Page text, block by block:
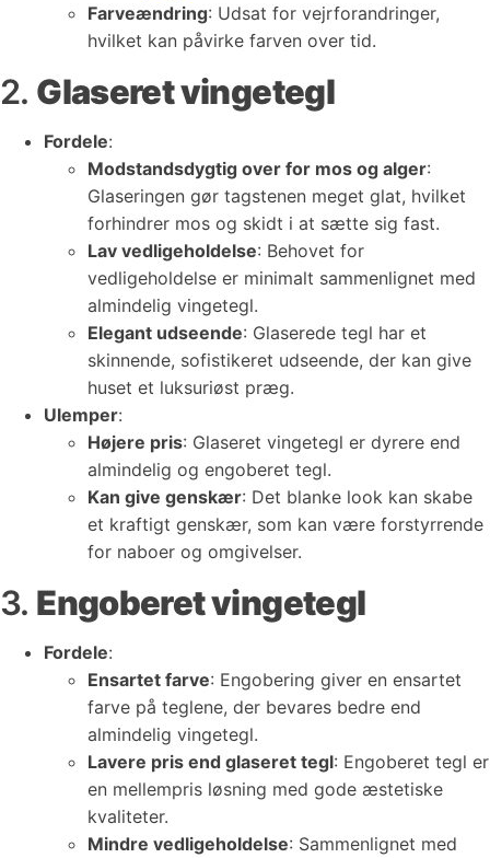
Farveændring: Udsat for vejrforandringer,
hvilket kan påvirke farven over tid.
2. Glaseret vingetegl
Fordele:
Modstandsdygtig over for mos og alger:
Glaseringen gør tagstenen meget glat, hvilket
forhindrer mos og skidt i at sætte sig fast.
Lav vedligeholdelse: Behovet for
vedligeholdelse er minimalt sammenlignet med
almindelig vingetegl.
Elegant udseende: Glaserede tegl har et
skinnende, sofistikeret udseende, der kan give
huset et luksuriøst præg.
Ulemper:
Højere pris: Glaseret vingetegl er dyrere end
almindelig og engoberet tegl.
Kan give genskær: Det blanke look kan skabe
et kraftigt genskær, som kan være forstyrrende
for naboer og omgivelser.
3. Engoberet vingetegl
Fordele:
Ensartet farve: Engobering giver en ensartet
farve på teglene, der bevares bedre end
almindelig vingetegl.
Lavere pris end glaseret tegl: Engoberet tegl er
en mellempris løsning med gode æstetiske
kvaliteter.
Mindre vedligeholdelse: Sammenlignet med